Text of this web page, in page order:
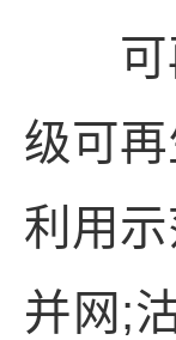
可再
级可
利用
并网;